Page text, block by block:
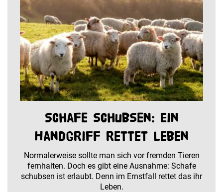
Schafe schubsen: Ein
Handgriff rettet Leben
Normalerweise sollte man sich vor fremden Tieren
fernhalten. Doch es gibt eine Ausnahme: Schafe
schubsen ist erlaubt. Denn im Ernstfall rettet das ihr
Leben.